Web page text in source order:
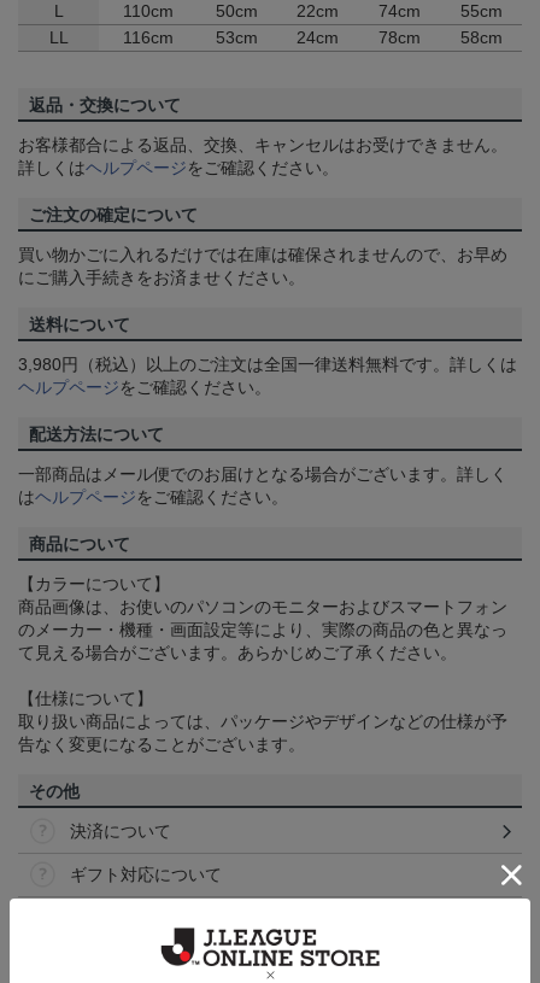
L
110cm 50cm 22cm 74cm
55cm
LL
116cm 53cm 24cm 78cm 58cm
返品・交換について
お客様都合による返品、交換、キャンセルはお受けできません。
詳しくはヘルプページをご確認ください。
ご注文の確定について
買い物かごに入れるだけでは在庫は確保されませんので、お早め
にご購入手続きをお済ませください。
送料について
3,980円（税込）以上のご注文は全国一律送料無料です。詳しくは
ヘルプページをご確認ください。
配送方法について
一部商品はメール便でのお届けとなる場合がございます。詳しく
はヘルプページをご確認ください。
商品について
【カラーについて】
商品画像は、お使いのパソコンのモニターおよびスマートフォン
のメーカー・機種・画面設定等により、実際の商品の色と異なっ
て見える場合がございます。あらかじめご了承ください。
【仕様について】
取り扱い商品によっては、パッケージやデザインなどの仕様が予
告なく変更になることがございます。
その他
決済について
ギフト対応について